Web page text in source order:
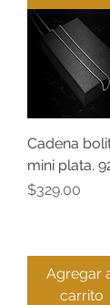
Cadena
mini plata.
Precio
$329.00
Agregar
carrito